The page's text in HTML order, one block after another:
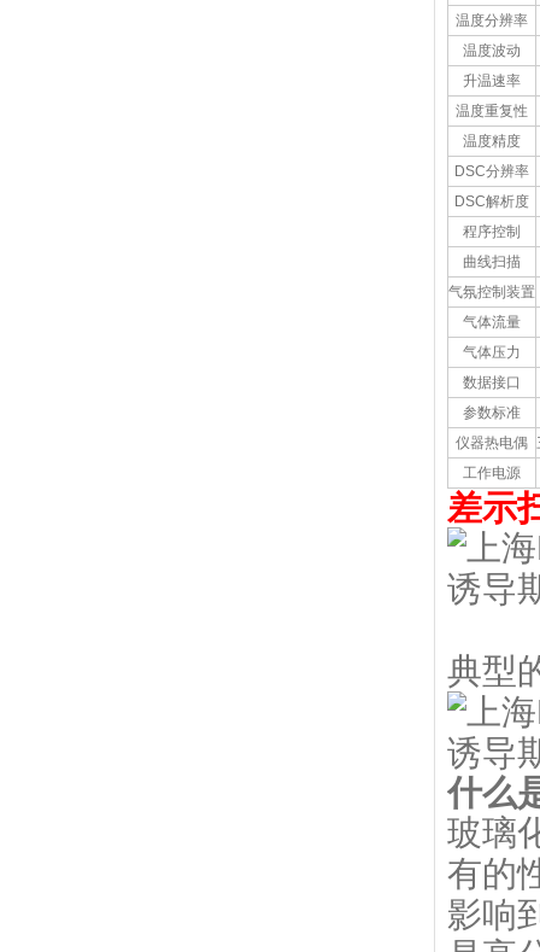
温度分辨率
温度波动
升温速率
温度重复性
温度精度
DSC分辨率
DSC解析度
程序控制
曲线扫描
气氛控制装置
气体流量
气体压力
数据接口
参数标准
仪器热电偶
工作电源
差示
典型
什么
玻璃
有的
影响